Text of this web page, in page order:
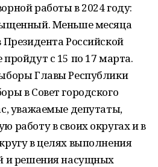
работы в 2024 году:
Меньше месяца
Президента Российской
с 15 по 17 марта.
Главы Республики
в Совет городского
уважаемые депутаты,
работу в своих округах и в
в целях выполнения
и решения насущных